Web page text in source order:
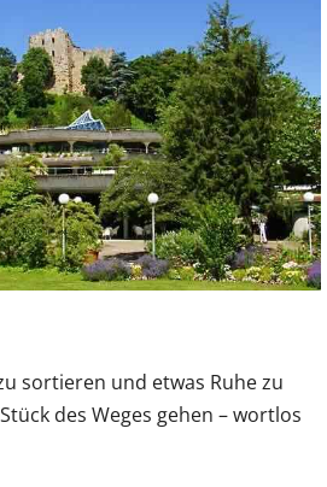
Office 365
sortieren und etwas Ruhe zu
des Weges gehen – wortlos